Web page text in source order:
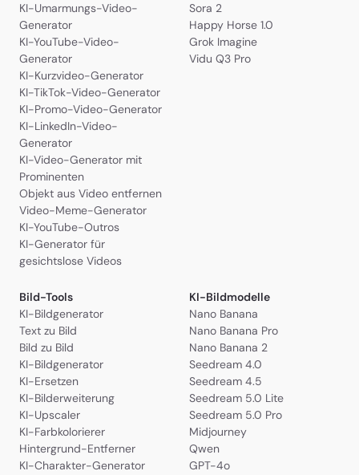
KI-Umarmungs-Video-
Generator
KI-YouTube-Video-
Generator
KI-Kurzvideo-Generator
KI-TikTok-Video-Generator
KI-Promo-Video-Generator
KI-LinkedIn-Video-
Generator
KI-Video-Generator mit
Prominenten
Objekt aus Video entfernen
Video-Meme-Generator
KI-YouTube-Outros
KI-Generator für
gesichtslose Videos
Sora 2
Happy Horse 1.0
Grok Imagine
Vidu Q3 Pro
Bild-Tools
KI-Bildgenerator
Text zu Bild
Bild zu Bild
KI-Bildgenerator
KI-Ersetzen
KI-Bilderweiterung
KI-Upscaler
KI-Farbkolorierer
Hintergrund-Entferner
KI-Charakter-Generator
KI-Bildmodelle
Nano Banana
Nano Banana Pro
Nano Banana 2
Seedream 4.0
Seedream 4.5
Seedream 5.0 Lite
Seedream 5.0 Pro
Midjourney
Qwen
GPT-4o